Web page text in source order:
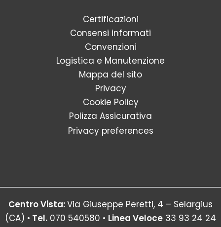
Certificazioni
Consensi informati
Convenzioni
Logistica e Manutenzione
Mappa del sito
Privacy
Cookie Policy
Polizza Assicurativa
Privacy preferences
Centro Vista:Via Giuseppe Peretti, 4 – Selargius
(CA) • Tel. 070 540580 • Linea Veloce 33 93 24 24